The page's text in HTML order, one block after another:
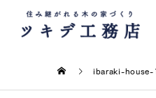
ibaraki-house-